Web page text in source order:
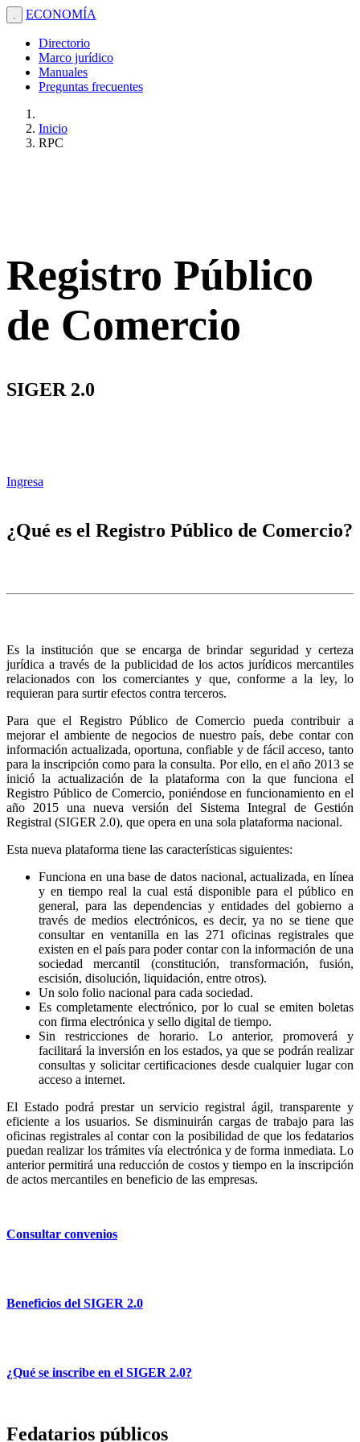
. ECONOMÍA
Directorio
Marco jurídico
Manuales
Preguntas frecuentes
Inicio
RPC
Registro Público
de Comercio
SIGER 2.0
Ingresa
¿Qué es el Registro Público de Comercio?
Es la institución que se encarga de brindar seguridad y certeza
jurídica a través de la publicidad de los actos jurídicos mercantiles
relacionados con los comerciantes y que, conforme a la ley, lo
requieran para surtir efectos contra terceros.
Para que el Registro Público de Comercio pueda contribuir a
mejorar el ambiente de negocios de nuestro país, debe contar con
información actualizada, oportuna, confiable y de fácil acceso, tanto
para la inscripción como para la consulta. Por ello, en el año 2013 se
inició la actualización de la plataforma con la que funciona el
Registro Público de Comercio, poniéndose en funcionamiento en el
año 2015 una nueva versión del Sistema Integral de Gestión
Registral (SIGER 2.0), que opera en una sola plataforma nacional.
Esta nueva plataforma tiene las características siguientes:
Funciona en una base de datos nacional, actualizada, en línea
y en tiempo real la cual está disponible para el público en
general, para las dependencias y entidades del gobierno a
través de medios electrónicos, es decir, ya no se tiene que
consultar en ventanilla en las 271 oficinas registrales que
existen en el país para poder contar con la información de una
sociedad mercantil (constitución, transformación, fusión,
escisión, disolución, liquidación, entre otros).
Un solo folio nacional para cada sociedad.
Es completamente electrónico, por lo cual se emiten boletas
con firma electrónica y sello digital de tiempo.
Sin restricciones de horario. Lo anterior, promoverá y
facilitará la inversión en los estados, ya que se podrán realizar
consultas y solicitar certificaciones desde cualquier lugar con
acceso a internet.
El Estado podrá prestar un servicio registral ágil, transparente y
eficiente a los usuarios. Se disminuirán cargas de trabajo para las
oficinas registrales al contar con la posibilidad de que los fedatarios
puedan realizar los trámites vía electrónica y de forma inmediata. Lo
anterior permitirá una reducción de costos y tiempo en la inscripción
de actos mercantiles en beneficio de las empresas.
Consultar convenios
Beneficios del SIGER 2.0
¿Qué se inscribe en el SIGER 2.0?
Fedatarios públicos